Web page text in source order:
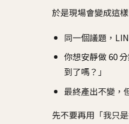
於是現場會變成這樣
同一個議題，
你想安靜做 60
到了嗎？」
最終產出不變，
先不要再用「我只